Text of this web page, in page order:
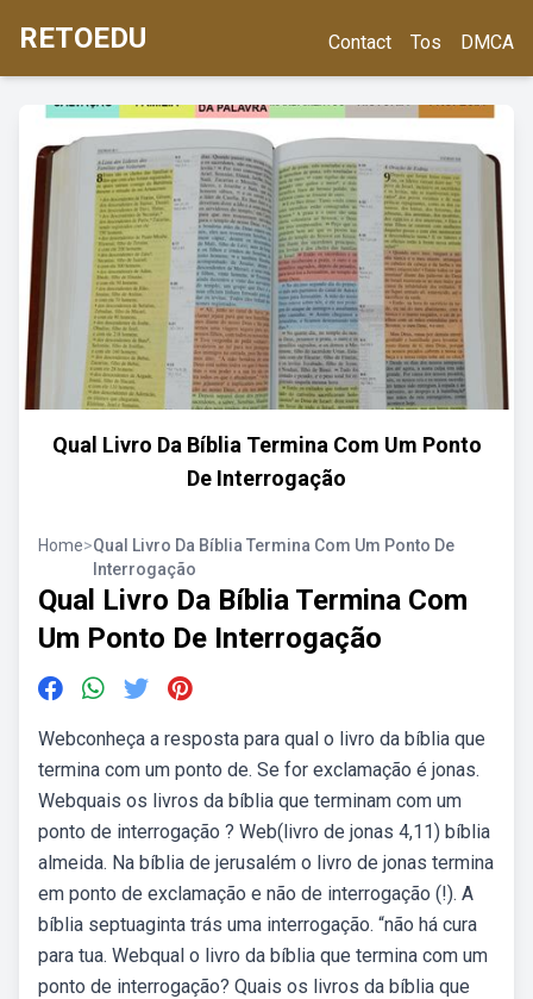
RETOEDU Contact Tos DMCA
Qual Livro Da Bíblia Termina Com Um Ponto
De Interrogação
Home>Qual Livro Da Bíblia Termina Com Um Ponto De
Interrogação
Qual Livro Da Bíblia Termina Com
Um Ponto De Interrogação
Webconheça a resposta para qual o livro da bíblia que
termina com um ponto de. Se for exclamação é jonas.
Webquais os livros da bíblia que terminam com um
ponto de interrogação ? Web(livro de jonas 4,11) bíblia
almeida. Na bíblia de jerusalém o livro de jonas termina
em ponto de exclamação e não de interrogação (!). A
bíblia septuaginta trás uma interrogação. “não há cura
para tua. Webqual o livro da bíblia que termina com um
ponto de interrogação? Quais os livros da bíblia que